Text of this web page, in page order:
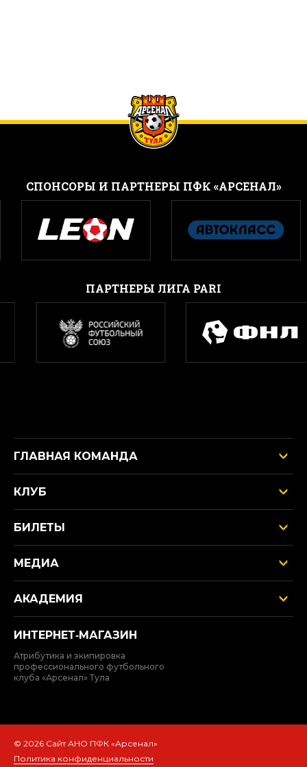
CПОНСОРЫ И ПАРТНЕРЫ ПФК «АРСЕНАЛ»
ПАРТНЕРЫ ЛИГА PARI
ГЛАВНАЯ КОМАНДА
КЛУБ
БИЛЕТЫ
МЕДИА
АКАДЕМИЯ
ИНТЕРНЕТ‑МАГАЗИН
Атрибутика и экипировка
профессионального футбольного
клуба «Арсенал» Тула
© 2026 Сайт АНО ПФК «Арсенал»
Политика конфиденциальности